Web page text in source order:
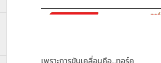
เพราะการขับเคลื่อนคือ...ทอร์ค